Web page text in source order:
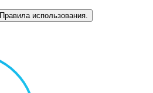
Правила использования.